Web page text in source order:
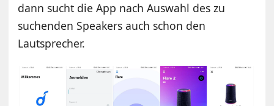
dann sucht die App nach Auswahl des zu
suchenden Speakers auch schon den
Lautsprecher.